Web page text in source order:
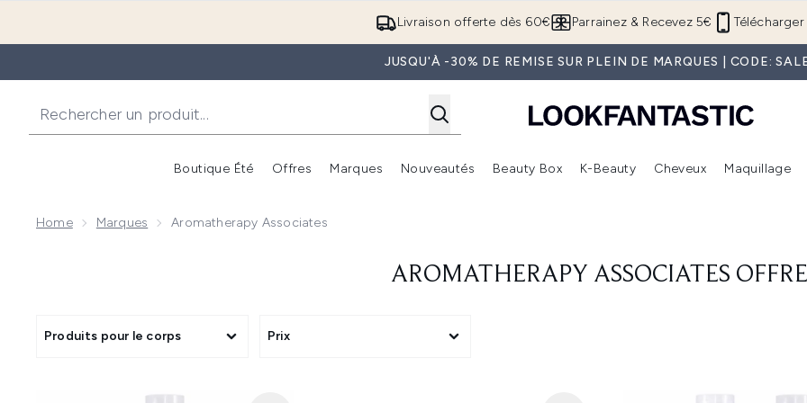
Passer au contenu principal
Livraison offerte dès 60€ Télécharger
Parrainez & Recevez 5€
JUSQU'À -30% DE REMISE SUR PLEIN DE MARQUES | CODE:
Boutique Été
Accédez au sous-menu (Boutique Été )
Offres
Accédez au sous-menu (Offres)
Marques
Accédez au sous-menu (Marques)
Nouveautés
Accédez au sous-menu (Nouveautés)
Beauty Box
Accédez au sous-menu (Beauty Box)
K-Beauty Cheveux Maquillage
Home Marques Aromatherapy Associates
AROMATHERAPY ASSOCIATES
Produits pour le corps Prix